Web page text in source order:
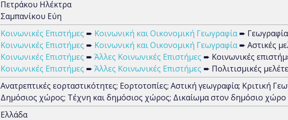
Πετράκου Ηλέκτρα
Σαμπανίκου Εύη
Κοινωνικές Επιστήμες ➨ Κοινωνική και Οικονομική Γεωγραφία➨ Γεωγραφία
Κοινωνικές Επιστήμες ➨ Κοινωνική και Οικονομική Γεωγραφία➨ Αστικές
Κοινωνικές Επιστήμες ➨ Άλλες Κοινωνικές Επιστήμες ➨ Κοινωνικές
Κοινωνικές Επιστήμες ➨ Άλλες Κοινωνικές Επιστήμες ➨ Πολιτισμικές
Ανατρεπτικές εορταστικότητες; Εορτοτοπίες; Αστική γεωγραφία; Κριτική
Δημόσιος χώρος; Τέχνη και δημόσιος χώρος; Δικαίωμα στον δημόσιο χώρο
Ελλάδα